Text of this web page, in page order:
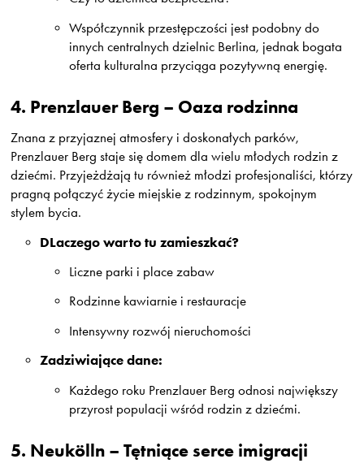
Współczynnik przestępczości jest podobny do
innych centralnych dzielnic Berlina, jednak bogata
oferta kulturalna przyciąga pozytywną energię.
4. Prenzlauer Berg – Oaza rodzinna
Znana z przyjaznej atmosfery i doskonałych parków,
Prenzlauer Berg staje się domem dla wielu młodych rodzin z
dziećmi. Przyjeżdżają tu również młodzi profesjonaliści, którzy
pragną połączyć życie miejskie z rodzinnym, spokojnym
stylem bycia.
DLaczego warto tu zamieszkać?
Liczne parki i place zabaw
Rodzinne kawiarnie i restauracje
Intensywny rozwój nieruchomości
Zadziwiające dane:
Każdego roku Prenzlauer Berg odnosi największy
przyrost populacji wśród rodzin z dziećmi.
5. Neukölln – Tętniące serce imigracji